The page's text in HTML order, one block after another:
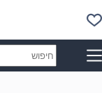
to
content
results